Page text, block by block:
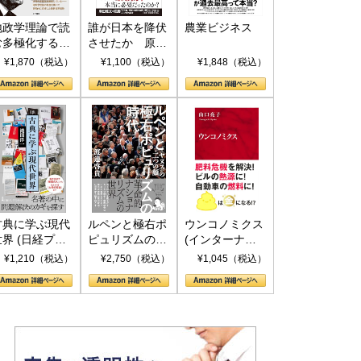
政学理論で読
多極化する世
トランプと
¥1,870（税込）
誰が日本を降伏
させたか 原爆
投下、ソ連参
(PHP新書)
¥1,100（税込）
農業ビジネス
¥1,848（税込）
典に学ぶ現代
界 (日経プレ
アシリーズ)
¥1,210（税込）
ルペンと極右ポ
ピュリズムの時
代：〈ヤヌス〉
¥2,750（税込）
ウンコノミクス
(インターナシ
ョナル新書)
¥1,045（税込）